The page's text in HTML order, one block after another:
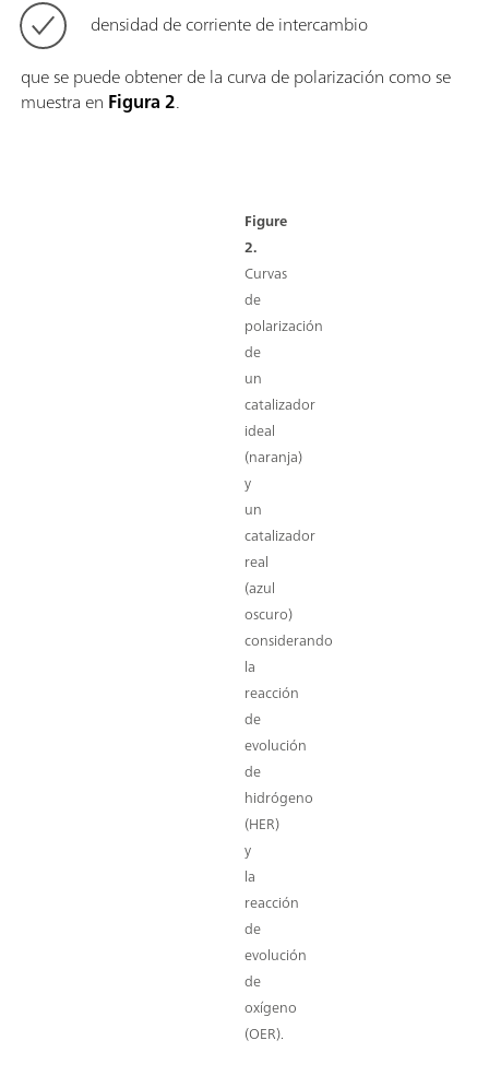
densidad de corriente de intercambio
que se puede obtener de la curva de polarización como se
muestra en Figura 2.
Figure
2.
Curvas
de
polarización
de
un
catalizador
ideal
(naranja)
y
un
catalizador
real
(azul
oscuro)
considerando
la
reacción
de
evolución
de
hidrógeno
(HER)
y
la
reacción
de
evolución
de
oxígeno
(OER).